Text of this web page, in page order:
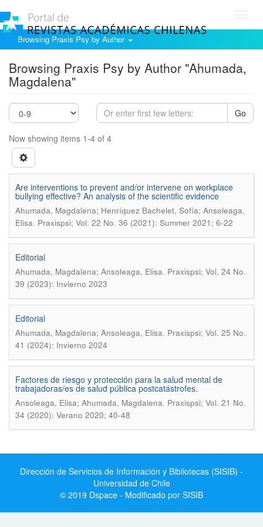
Browsing Praxis Psy by Author
Browsing Praxis Psy by Author "Ahumada,
Magdalena"
Go
Now showing items 1-4 of 4
Are interventions to prevent and/or intervene on workplace
bullying effective? An analysis of the scientific evidence
Ahumada, Magdalena; Henríquez Bachelet, Sofía; Ansoleaga,
Elisa. Praxispsi; Vol. 22 No. 36 (2021): Summer 2021; 6-22
Editorial
Ahumada, Magdalena; Ansoleaga, Elisa. Praxispsi; Vol. 24 No.
39 (2023): Invierno 2023
Editorial
Ahumada, Magdalena; Ansoleaga, Elisa. Praxispsi; Vol. 25 No.
41 (2024): Invierno 2024
Factores de riesgo y protección para la salud mental de
trabajadoras/es de salud pública postcatástrofes.
Ansoleaga, Elisa; Ahumada, Magdalena. Praxispsi; Vol. 21 No.
34 (2020): Verano 2020; 40-48
Dirección de Servicios de Información y Bibliotecas (SISIB) -
Universidad de Chile
© 2019 Dspace - Modificado por SISIB